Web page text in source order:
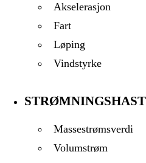
Akselerasjon
Fart
Løping
Vindstyrke
Massestrømsverdi
Volumstrøm